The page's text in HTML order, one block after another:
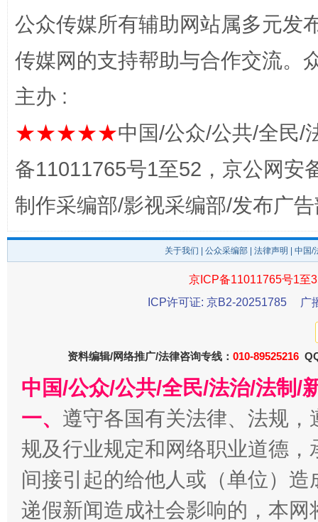
公众传媒所有辅助网站属多元发
传媒网的支持帮助与合作交流。
主办 :
★★★★★中国/公众/公共/全民/
备11011765号1至52，京公网安
制作采编部/影视采编部/发布广
关于我们 公众采编部 法律声明 | 中国
京ICP备11011765号1至
ICP许可证: 京B2-20251785
广
资料编辑/网络推广/法律咨询专线： 010-89525216
中国/公众/公共/全民/法治/法制/
一、 遵守各国有关法律、法规
规及行业规定和网络职业道德
间接引起的给他人或（单位）
递假新闻造成社会影响的，本